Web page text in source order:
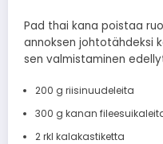
Pad thai kana poistaa
annoksen johtotähdeksi
sen valmistaminen
200 g riisinuudeleita
300 g kanan
2 rkl kalakastiketta